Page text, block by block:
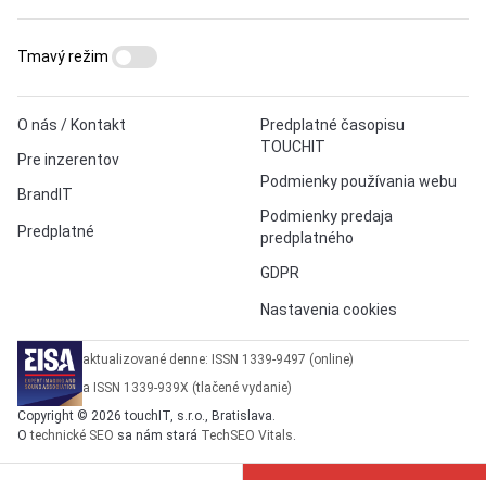
O nás / Kontakt
Pre inzerentov
BrandIT
Predplatné
Predplatné časopisu
TOUCHIT
Podmienky používania webu
Podmienky predaja
predplatného
GDPR
Nastavenia cookies
Tmavý režim
aktualizované denne: ISSN 1339-9497 (online)
a ISSN 1339-939X (tlačené vydanie)
Copyright © 2026 touchIT, s.r.o., Bratislava.
Otechnické SEO sa nám stará TechSEO Vitals